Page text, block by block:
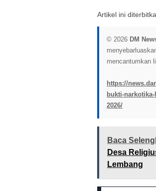
Artikel ini
© 2026 DM
mencantumkan
https://
bukti-
2026/
Baca
Desa
Lembang